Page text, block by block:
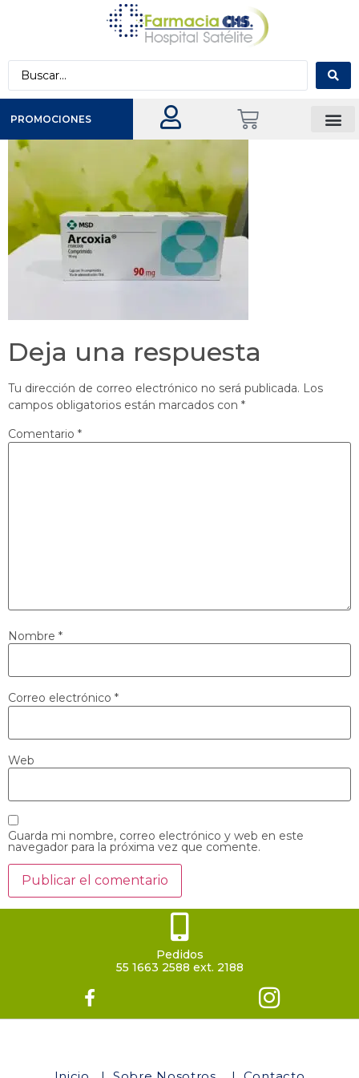
PROMOCIONES
Deja una respuesta
Tu dirección de correo electrónico no será publicada. Los
campos obligatorios están marcados con *
Comentario *
Nombre *
Correo electrónico *
Web
Guarda mi nombre, correo electrónico y web en este
navegador para la próxima vez que comente.
Pedidos
55 1663 2588 ext. 2188